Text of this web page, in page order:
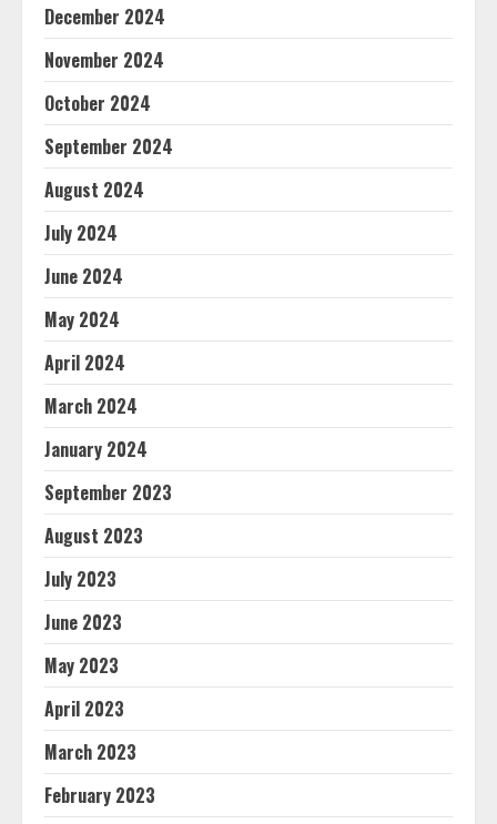
December 2024
November 2024
October 2024
September 2024
August 2024
July 2024
June 2024
May 2024
April 2024
March 2024
January 2024
September 2023
August 2023
July 2023
June 2023
May 2023
April 2023
March 2023
February 2023